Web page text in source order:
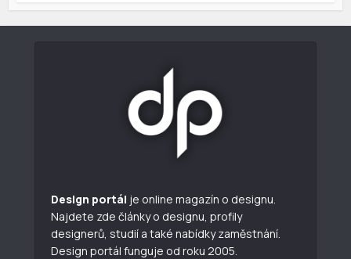
Design portál je online magazín o designu.
Najdete zde články o designu, profily
designerů, studií a také nabídky zaměstnání.
Design portál funguje od roku 2005.